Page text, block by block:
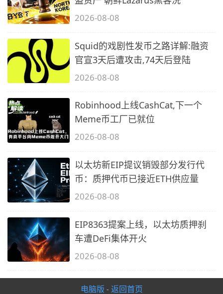
2026-08-08
Squid的戏剧性发币之路详解:融资
官宣3天后遭攻击,74天后登陆
2026-08-08
Robinhood上线CashCat,下一个
Meme币工厂已就位
2026-08-08
以太坊新EIP提议销毁部分发行代
币：质押代币已接近ETH供应量
2026-08-08
EIP8363提案上线，以太坊质押刹
车遭DeFi集体开火
2026-08-08
电脑版 - 返回首页